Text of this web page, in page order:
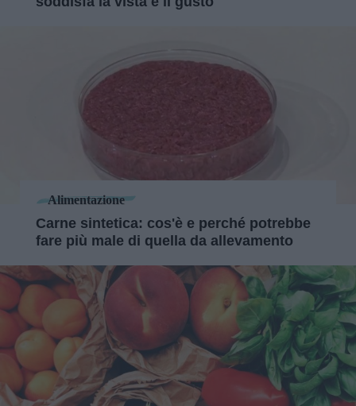
Alimentazione
Carne sintetica: cos'è e perché potrebbe
fare più male di quella da allevamento